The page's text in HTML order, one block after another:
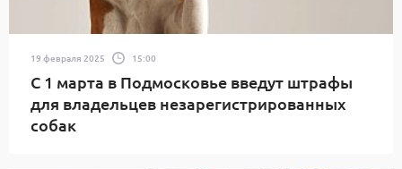
19 февраля 2025 15:00
С 1 марта в Подмосковье введут штрафы
для владельцев незарегистрированных
собак